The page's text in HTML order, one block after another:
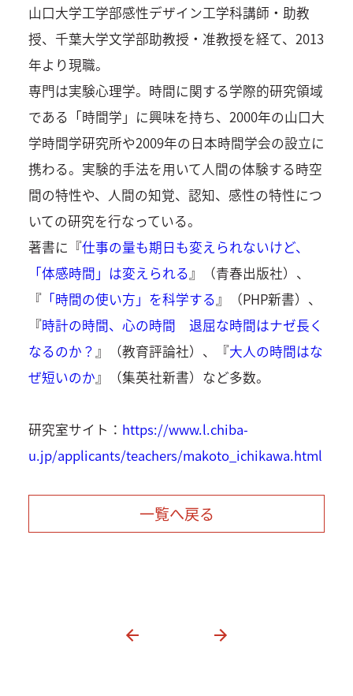
山口大学工学部感性デザイン工学科講師・助教
授、千葉大学文学部助教授・准教授を経て、2013
年より現職。
専門は実験心理学。時間に関する学際的研究領域
である「時間学」に興味を持ち、2000年の山口大
学時間学研究所や2009年の日本時間学会の設立に
携わる。実験的手法を用いて人間の体験する時空
間の特性や、人間の知覚、認知、感性の特性につ
いての研究を行なっている。
著書に『仕事の量も期日も変えられないけど、
「体感時間」は変えられる 』（青春出版社）、
『「時間の使い方」を科学する 』（PHP新書）、
『時計の時間、心の時間 退屈な時間はナゼ長く
なるのか？ 』（教育評論社）、『大人の時間はな
ぜ短いのか 』（集英社新書）など多数。
研究室サイト： https://www.l.chiba-
u.jp/applicants/teachers/makoto_ichikawa.html
一覧へ戻る